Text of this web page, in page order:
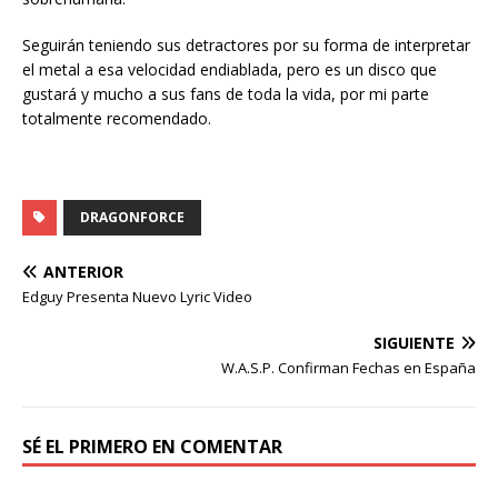
Seguirán teniendo sus detractores por su forma de interpretar
el metal a esa velocidad endiablada, pero es un disco que
gustará y mucho a sus fans de toda la vida, por mi parte
totalmente recomendado.
DRAGONFORCE
ANTERIOR
Edguy Presenta Nuevo Lyric Video
SIGUIENTE
W.A.S.P. Confirman Fechas en España
SÉ EL PRIMERO EN COMENTAR